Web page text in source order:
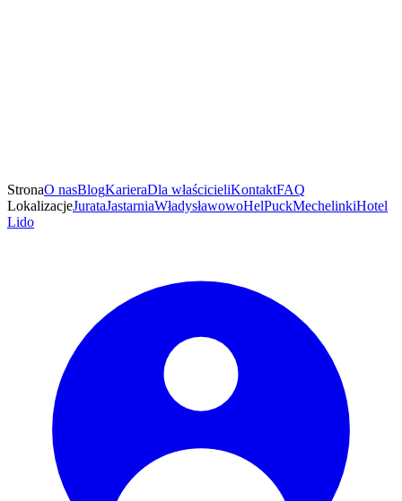
StronaO nasBlogKarieraDla właścicieliKontaktFAQ
LokalizacjeJurataJastarniaWładysławowoHelPuckMechelinkiHotel
Lido